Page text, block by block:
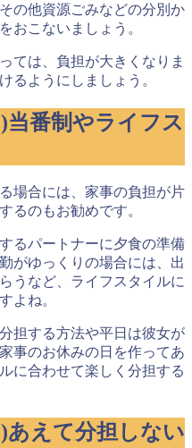
の他資源ごみなどの分別か
おこないましょう。
ては、負担が大きくなりま
るようにしましょう。
当番制やライフス
場合には、家事の負担が片
るのもお勧めです。
るパートナーに夕食の準備
がゆっくりの場合には、出
うなど、 ライフスタイルに
よね。
担する方法や平日は彼女が
事のお休みの日を作ってあ
に合わせて楽しく分担する
あえて分担しない